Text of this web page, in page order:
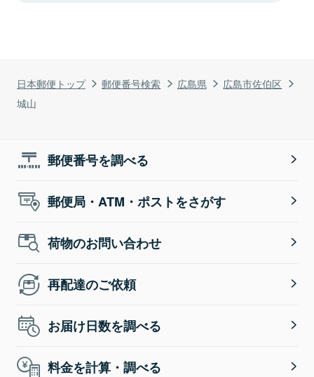
日本郵便トップ 郵便番号検索 広島県
広島市佐伯区
城山
郵便番号を調べる
郵便局・ATM・ポストをさがす
荷物のお問い合わせ
再配達のご依頼
お届け日数を調べる
料金を計算・調べる